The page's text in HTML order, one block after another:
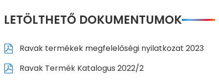
LETÖLTHETŐ DOKUMENTUMOK
Ravak termékek megfelelőségi nyilatkozat 2023
Ravak Termék Katalogus 2022/2